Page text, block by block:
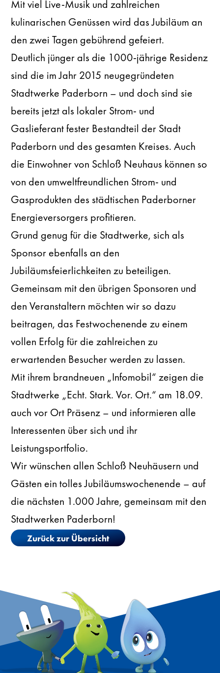
Mit viel Live-Musik und zahlreichen
kulinarischen Genüssen wird das Jubiläum an
den zwei Tagen gebührend gefeiert.
Deutlich jünger als die 1000-jährige Residenz
sind die im Jahr 2015 neugegründeten
Stadtwerke Paderborn – und doch sind sie
bereits jetzt als lokaler Strom- und
Gaslieferant fester Bestandteil der Stadt
Paderborn und des gesamten Kreises. Auch
die Einwohner von Schloß Neuhaus können so
von den umweltfreundlichen Strom- und
Gasprodukten des städtischen Paderborner
Energieversorgers profitieren.
Grund genug für die Stadtwerke, sich als
Sponsor ebenfalls an den
Jubiläumsfeierlichkeiten zu beteiligen.
Gemeinsam mit den übrigen Sponsoren und
den Veranstaltern möchten wir so dazu
beitragen, das Festwochenende zu einem
vollen Erfolg für die zahlreichen zu
erwartenden Besucher werden zu lassen.
Mit ihrem brandneuen „Infomobil“ zeigen die
Stadtwerke „Echt. Stark. Vor. Ort.“ am 18.09.
auch vor Ort Präsenz – und informieren alle
Interessenten über sich und ihr
Leistungsportfolio.
Wir wünschen allen Schloß Neuhäusern und
Gästen ein tolles Jubiläumswochenende – auf
die nächsten 1.000 Jahre, gemeinsam mit den
Stadtwerken Paderborn!
Zurück zur Übersicht